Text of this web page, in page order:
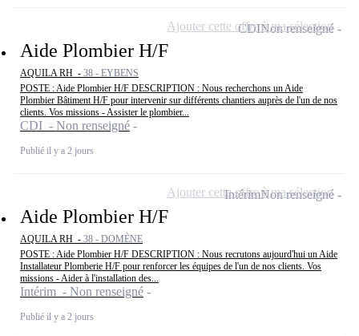
Aide Plombier H/F
AQUILA RH - 38 - EYBENS
POSTE : Aide Plombier H/F DESCRIPTION : Nous recherchons un Aide
Plombier Bâtiment H/F pour intervenir sur différents chantiers auprès de l'un de nos
clients. Vos missions - Assister le plombier...
CDI - Non renseigné
Publié il y a 2 jours
CDINon renseigné
Ajouter cette offre à ma sélection
Aide Plombier H/F
AQUILA RH - 38 - DOMÈNE
POSTE : Aide Plombier H/F DESCRIPTION : Nous recrutons aujourd'hui un Aide
Installateur Plomberie H/F pour renforcer les équipes de l'un de nos clients. Vos
missions - Aider à l'installation des...
Intérim - Non renseigné
Publié il y a 2 jours
IntérimNon renseigné
Ajouter cette offre à ma sélection